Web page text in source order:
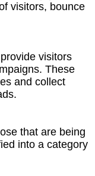
visitors, bounce
visitors
These
and collect
that are being
into a category